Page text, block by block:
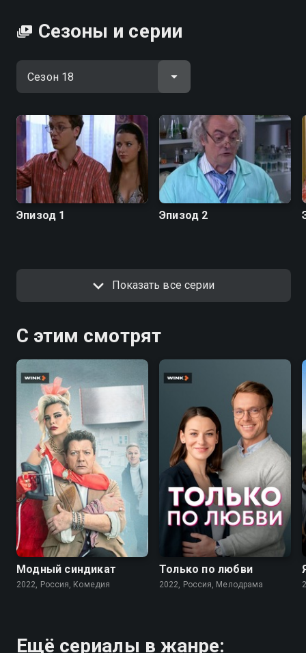
Сезоны и серии
Эпизод 1 Эпизод 2
Показать все серии
С этим смотрят
7.6
Модный синдикат
2022, Россия, Комедия
Только по любви
2022, Россия, Мелодрама
Ещё сериалы в жанре: